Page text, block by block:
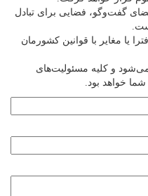
گفت‌وگو، فضایی برای تبادل
یا مغایر با قوانین کشورمان
و کلیه مسئولیت‌های
خواهد بود.